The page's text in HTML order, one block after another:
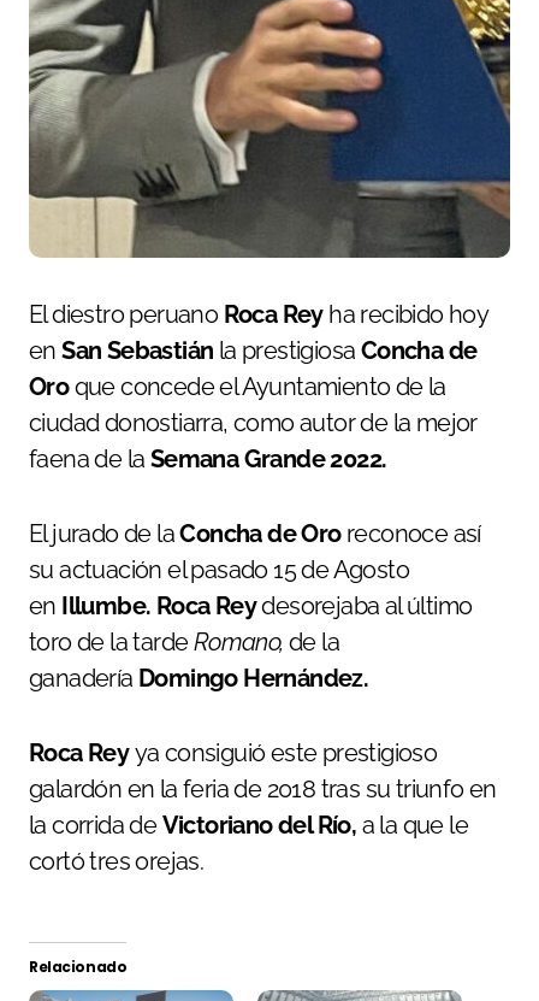
El diestro peruano Roca Reyha recibido hoy
en San Sebastián la prestigiosa Concha de
Oroque concede el Ayuntamiento de la
ciudad donostiarra, como autor de la mejor
faena de la Semana Grande 2022.
El jurado de laConcha de Ororeconoce así
su actuación el pasado 15 de Agosto
en Illumbe. Roca Reydesorejaba al último
toro de la tardeRomano,de la
ganadería Domingo Hernández.
Roca Reyya consiguió este prestigioso
galardón en la feria de 2018 tras su triunfo en
la corrida deVictoriano del Río, a la que le
cortó tres orejas.
Relacionado